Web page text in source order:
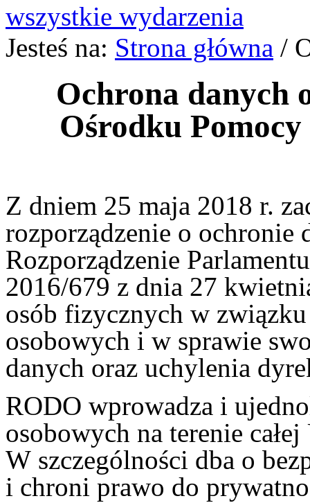
wszystkie wydarzenia
Jesteś na: Strona główna /
Ochrona danych
Ośrodku Pomocy
Z dniem 25 maja 2018 r.
rozporządzenie o ochronie
Rozporządzenie
2016/679 z dnia 27
osób fizycznych w
osobowych i w sprawie
danych oraz uchylenia
RODO wprowadza i
osobowych na terenie
W szczególności dba o
i chroni prawo do